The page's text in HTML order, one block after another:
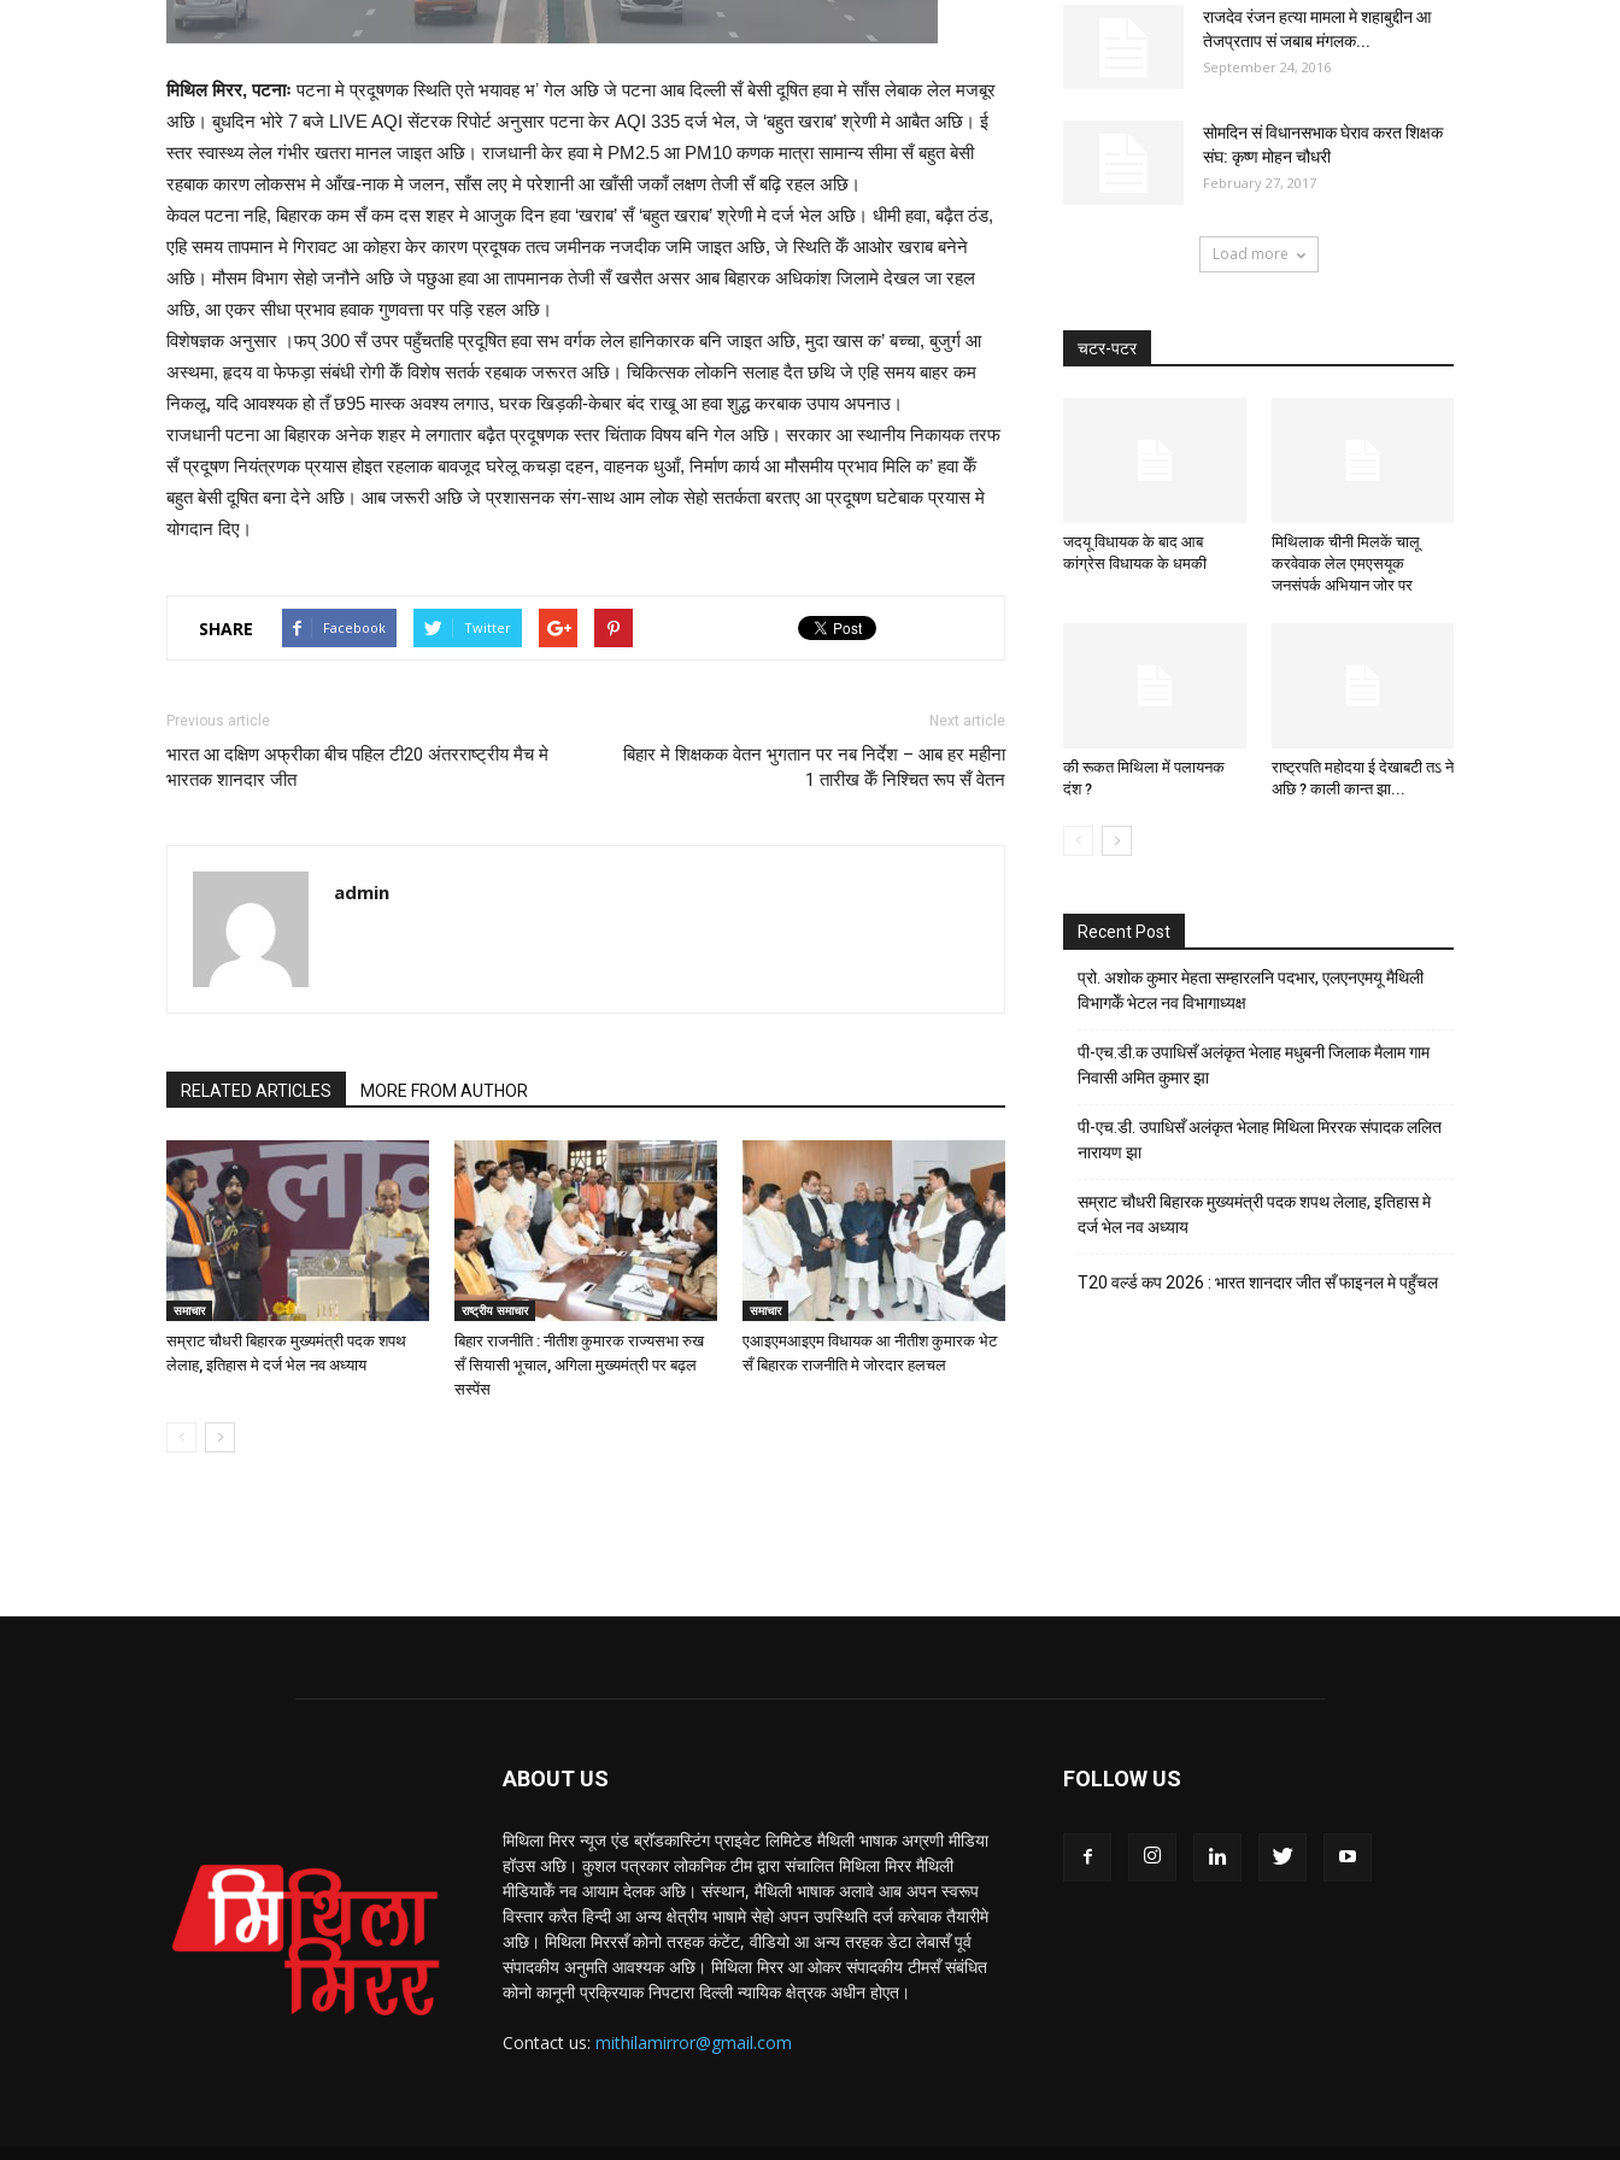
मिथिल मिरर, पटनाःपटना मे प्रदूषणक स्थिति एते भयावह भʼ गेल अछि‍ जे पटना आब दिल्ली सँ बेसी दूषित हवा मे साँस लेबाक लेल मजबूर
अछि। बुधदिन भोरे 7 बजे LIVE AQI सेंटरक रिपोर्ट अनुसार पटना केर AQI 335 दर्ज भेल, जे ‘बहुत खराब’ श्रेणी मे आबैत अछि। ई
स्तर स्वास्थ्य लेल गंभीर खतरा मानल जाइत अछि। राजधानी केर हवा मे PM2.5 आ PM10 कणक मात्रा सामान्य सीमा सँ बहुत बेसी
रहबाक कारण लोकसभ मे आँख-नाक मे जलन, साँस लए मे परेशानी आ खाँसी जकाँ लक्षण तेजी सँ बढ़ि रहल अछि।
केवल पटना नहि, बिहारक कम सँ कम दस शहर मे आजुक दिन हवा ‘खराब’ सँ ‘बहुत खराब’ श्रेणी मे दर्ज भेल अछि। धीमी हवा, बढ़ैत ठंड,
एहि समय तापमान मे गिरावट आ कोहरा केर कारण प्रदूषक तत्व जमीनक नजदीक जमि जाइत अछि, जे स्थिति केँ आओर खराब बनेने
अछि। मौसम विभाग सेहो जनौने अछि जे पछुआ हवा आ तापमानक तेजी सँ खसैत असर आब बिहारक अधिकांश जिलामे देखल जा रहल
अछि, आ एकर सीधा प्रभाव हवाक गुणवत्ता पर पड़ि रहल अछि।
विशेषज्ञक अनुसार ।फप् 300 सँ उपर पहुँचतहि प्रदूषित हवा सभ वर्गक लेल हानिकारक बनि जाइत अछि, मुदा खास क’ बच्चा, बुजुर्ग आ
अस्थमा, हृदय वा फेफड़ा संबंधी रोगी केँ विशेष सतर्क रहबाक जरूरत अछि। चिकित्सक लोकनि सलाह दैत छथि जे एहि समय बाहर कम
निकलू, यदि आवश्यक हो तँ छ95 मास्क अवश्य लगाउ, घरक खिड़की-केबार बंद राखू आ हवा शुद्ध करबाक उपाय अपनाउ।
राजधानी पटना आ बिहारक अनेक शहर मे लगातार बढ़ैत प्रदूषणक स्तर चिंताक विषय बनि गेल अछि। सरकार आ स्थानीय निकायक तरफ
सँ प्रदूषण नियंत्रणक प्रयास होइत रहलाक बावजूद घरेलू कचड़ा दहन, वाहनक धुआँ, निर्माण कार्य आ मौसमीय प्रभाव मिलि क’ हवा केँ
बहुत बेसी दूषित बना देने अछि। आब जरूरी अछि जे प्रशासनक संग-साथ आम लोक सेहो सतर्कता बरतए आ प्रदूषण घटेबाक प्रयास मे
योगदान दिए।
SHARE Facebook Twitter
Previous article
भारत आ दक्षिण अफ्रीका बीच पहिल टी20 अंतरराष्ट्रीय मैच मे
भारतक शानदार जीत
Next article
बिहार मे शिक्षकक वेतन भुगतान पर नब निर्देश – आब हर महीना
1 तारीख केँ निश्चित रूप सँ वेतन
admin
RELATED ARTICLES MORE FROM AUTHOR
समाचार
सम्राट चौधरी बिहारक मुख्यमंत्री पदक शपथ
लेलाह, इतिहास मे दर्ज भेल नव अध्याय
राष्ट्रीय समाचार
बिहार राजनीति : नीतीश कुमारक राज्यसभा रुख
सँ सियासी भूचाल, अगिला मुख्यमंत्री पर बढ़ल
सस्पेंस
समाचार
एआइएमआइएम विधायक आ नीतीश कुमारक भेट
सँ बिहारक राजनीति मे जोरदार हलचल
राजदेव रंजन हत्या मामला मे शहाबुद्दीन आ
तेजप्रताप सं जबाब मंगलक...
September 24, 2016
सोमदिन सं विधानसभाक घेराव करत शिक्षक
संघ: कृष्ण मोहन चौधरी
February 27, 2017
Load more
चटर-पटर
जदयू विधायक के बाद आब
कांग्रेस विधायक के धमकी
मिथिलाक चीनी मिलकें चालू
करवेवाक लेल एमएसयूक
जनसंपर्क अभियान जोर पर
की रूकत मिथिला में पलायनक
दंश ?
राष्ट्रपति महोदया ई देखाबटी तऽ ने
अछि ? काली कान्त झा...
Recent Post
प्रो. अशोक कुमार मेहता सम्हारलनि पदभार, एलएनएमयू मैथिली
विभागकेँ भेटल नव विभागाध्यक्ष
पी-एच.डी.क उपाधिसँ अलंकृत भेलाह मधुबनी जिलाक मैलाम गाम
निवासी अमित कुमार झा
पी-एच.डी. उपाधिसँ अलंकृत भेलाह मिथिला मिररक संपादक ललित
नारायण झा
सम्राट चौधरी बिहारक मुख्यमंत्री पदक शपथ लेलाह, इतिहास मे
दर्ज भेल नव अध्याय
T20 वर्ल्ड कप 2026 : भारत शानदार जीत सँ फाइनल मे पहुँचल
ABOUT US
मिथिला मिरर न्यूज एंड ब्रॉडकास्टिंग प्राइवेट लिमिटेड मैथिली भाषाक अग्रणी मीडिया
हॉउस अछि। कुशल पत्रकार लोकनिक टीम द्वारा संचालित मिथिला मिरर मैथिली
मीडियाकेँ नव आयाम देलक अछि। संस्थान, मैथिली भाषाक अलावे आब अपन स्वरूप
विस्तार करैत हिन्दी आ अन्य क्षेत्रीय भाषामे सेहो अपन उपस्थिति दर्ज करेबाक तैयारीमे
अछि। मिथिला मिररसँ कोनो तरहक कंटेंट, वीडियो आ अन्य तरहक डेटा लेबासँ पूर्व
संपादकीय अनुमति आवश्यक अछि। मिथिला मिरर आ ओकर संपादकीय टीमसँ संबंधित
कोनो कानूनी प्रक्रियाक निपटारा दिल्ली न्यायिक क्षेत्रक अधीन होएत।
Contact us: mithilamirror@gmail.com
FOLLOW US